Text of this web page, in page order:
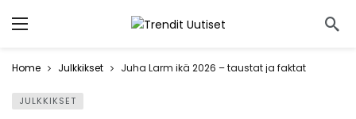
Home Julkkikset Juha Larm ikä 2026 – taustat ja faktat
JULKKIKSET